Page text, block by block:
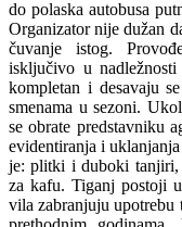
do polaska autobusa
Organizator nije dužan
čuvanje istog.
isključivo u
kompletan i desavaju
smenama u sezoni.
se obrate predstavniku
evidentiranja i
je: plitki i duboki tanjiri,
za kafu. Tiganj postoji
vila zabranjuju upotrebu